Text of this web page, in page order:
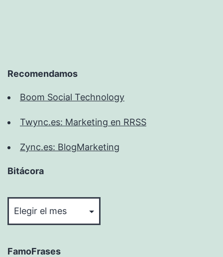
Recomendamos
Boom Social Technology
Twync.es: Marketing en RRSS
Zync.es: BlogMarketing
Bitácora
FamoFrases